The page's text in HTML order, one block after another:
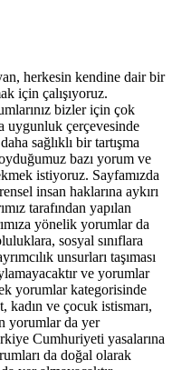
herkesin kendine dair bir
için çalışıyoruz.
bizler için çok
uygunluk çerçevesinde
sağlıklı bir tartışma
bazı yorum ve
istiyoruz. Sayfamızda
insan haklarına aykırı
tarafından yapılan
yönelik yorumlar da
sosyal sınıflara
unsurları taşıması
ve yorumlar
yorumlar kategorisinde
kadın ve çocuk istismarı,
yorumlar da yer
Cumhuriyeti yasalarına
da doğal olarak